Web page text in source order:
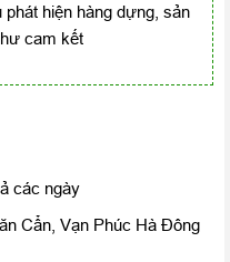
phát hiện hàng dựng, sản
cam kết
các ngày
Cẩn, Vạn Phúc Hà Đông